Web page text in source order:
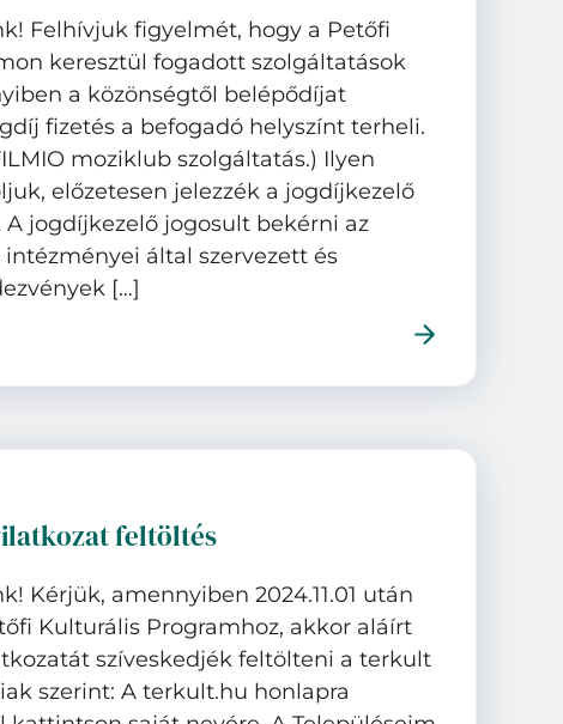
Felhívjuk figyelmét, hogy a Petőfi
keresztül fogadott szolgáltatások
a közönségtől belépődíjat
fizetés a befogadó helyszínt terheli.
moziklub szolgáltatás.) Ilyen
előzetesen jelezzék a jogdíjkezelő
A jogdíjkezelő jogosult bekérni az
által szervezett és
[…]
feltöltés
Kérjük, amennyiben 2024.11.01 után
Kulturális Programhoz, akkor aláírt
szíveskedjék feltölteni a terkult
szerint: A terkult.hu honlapra